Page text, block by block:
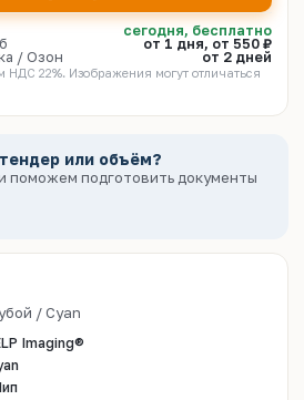
сегодня, бесплатно
от 1 дня, от 550 ₽
/ Озон
от 2 дней
НДС 22%. Изображения могут отличаться
или объём?
поможем подготовить документы
/ Cyan
Imaging®